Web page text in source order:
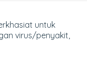
untuk
virus/penyakit,